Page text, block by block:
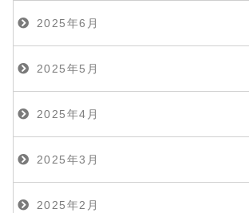
2025年6月
2025年5月
2025年4月
2025年3月
2025年2月